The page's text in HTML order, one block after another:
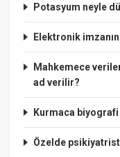
Potasyum neyle
Elektronik
Mahkemece
ad verilir?
Kurmaca
Özelde